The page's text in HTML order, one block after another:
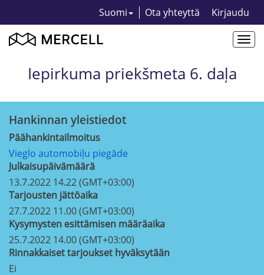
Suomi Ota yhteyttä Kirjaudu
Iepirkuma priekšmeta 6. daļa
Hankinnan yleistiedot
Päähankintailmoitus
Vieglo automobiļu piegāde
Julkaisupäivämäärä
13.7.2022 14.22 (GMT+03:00)
Tarjousten jättöaika
27.7.2022 11.00 (GMT+03:00)
Kysymysten esittämisen määräaika
25.7.2022 14.00 (GMT+03:00)
Rinnakkaiset tarjoukset hyväksytään
Ei